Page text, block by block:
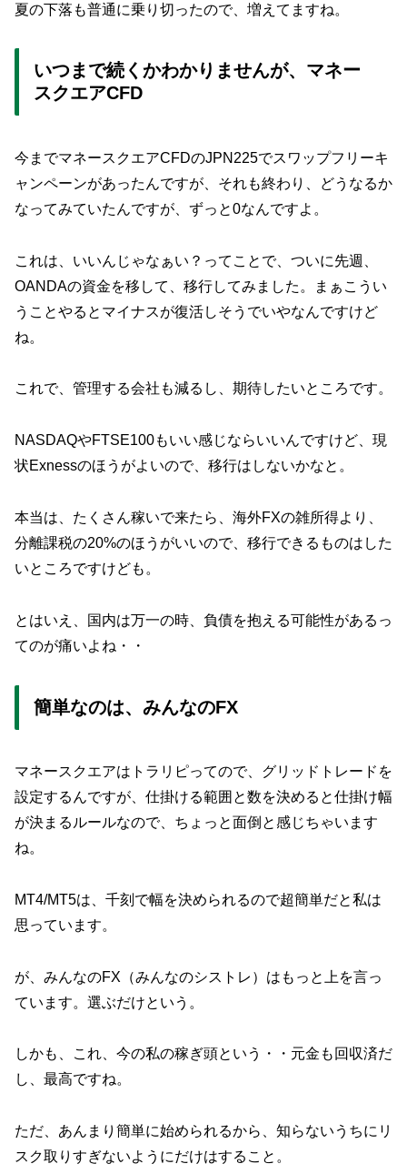
夏の下落も普通に乗り切ったので、増えてますね。
いつまで続くかわかりませんが、マネー
スクエアCFD
今までマネースクエアCFDのJPN225でスワップフリーキ
ャンペーンがあったんですが、それも終わり、どうなるか
なってみていたんですが、ずっと0なんですよ。
これは、いいんじゃなぁい？ってことで、ついに先週、
OANDAの資金を移して、移行してみました。まぁこうい
うことやるとマイナスが復活しそうでいやなんですけど
ね。
これで、管理する会社も減るし、期待したいところです。
NASDAQやFTSE100もいい感じならいいんですけど、現
状Exnessのほうがよいので、移行はしないかなと。
本当は、たくさん稼いで来たら、海外FXの雑所得より、
分離課税の20%のほうがいいので、移行できるものはした
いところですけども。
とはいえ、国内は万一の時、負債を抱える可能性があるっ
てのが痛いよね・・
簡単なのは、みんなのFX
マネースクエアはトラリピってので、グリッドトレードを
設定するんですが、仕掛ける範囲と数を決めると仕掛け幅
が決まるルールなので、ちょっと面倒と感じちゃいます
ね。
MT4/MT5は、千刻で幅を決められるので超簡単だと私は
思っています。
が、みんなのFX（みんなのシストレ）はもっと上を言っ
ています。選ぶだけという。
しかも、これ、今の私の稼ぎ頭という・・元金も回収済だ
し、最高ですね。
ただ、あんまり簡単に始められるから、知らないうちにリ
スク取りすぎないようにだけはすること。